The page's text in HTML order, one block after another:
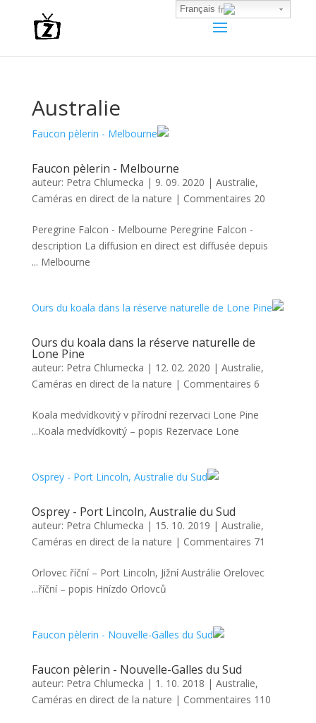
Australie
Faucon pèlerin - Melbourne
auteur: Petra Chlumecka | 9. 09. 2020 | Australie,
Caméras en direct de la nature | Commentaires 20
Peregrine Falcon - Melbourne Peregrine Falcon -
description La diffusion en direct est diffusée depuis
Melbourne ...
Ours du koala dans la réserve naturelle de
Lone Pine
auteur: Petra Chlumecka | 12. 02. 2020 | Australie,
Caméras en direct de la nature | Commentaires 6
Koala medvídkovitý v přírodní rezervaci Lone Pine
Koala medvídkovitý – popis Rezervace Lone...
Osprey - Port Lincoln, Australie du Sud
auteur: Petra Chlumecka | 15. 10. 2019 | Australie,
Caméras en direct de la nature | Commentaires 71
Orlovec říční – Port Lincoln, Jižní Austrálie Orelovec
říční – popis Hnízdo Orlovců...
Faucon pèlerin - Nouvelle-Galles du Sud
auteur: Petra Chlumecka | 1. 10. 2018 | Australie,
Caméras en direct de la nature | Commentaires 110
Français